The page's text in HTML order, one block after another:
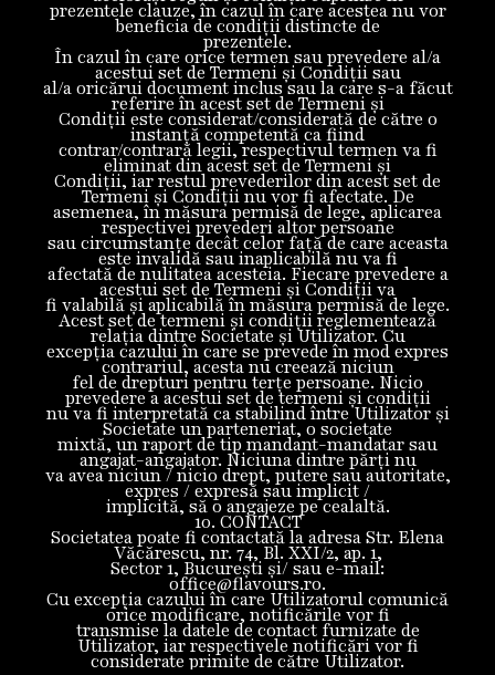
prezentele clauze, în cazul în care acestea nu vor
beneficia de condiţii distincte de
prezentele.
În cazul în care orice termen sau prevedere al/a
acestui set de Termeni și Condiții sau
al/a oricărui document inclus sau la care s-a făcut
referire în acest set de Termeni și
Condiții este considerat/considerată de către o
instanță competentă ca fiind
contrar/contrară legii, respectivul termen va fi
eliminat din acest set de Termeni și
Condiții, iar restul prevederilor din acest set de
Termeni și Condiții nu vor fi afectate. De
asemenea, în măsura permisă de lege, aplicarea
respectivei prevederi altor persoane
sau circumstanțe decât celor față de care aceasta
este invalidă sau inaplicabilă nu va fi
afectată de nulitatea acesteia. Fiecare prevedere a
acestui set de Termeni și Condiții va
fi valabilă şi aplicabilă în măsura permisă de lege.
Acest set de termeni și condiții reglementează
relația dintre Societate şi Utilizator. Cu
excepția cazului în care se prevede în mod expres
contrariul, acesta nu creează niciun
fel de drepturi pentru terțe persoane. Nicio
prevedere a acestui set de termeni și condiții
nu va fi interpretată ca stabilind între Utilizator şi
Societate un parteneriat, o societate
mixtă, un raport de tip mandant-mandatar sau
angajat-angajator. Niciuna dintre părți nu
va avea niciun / nicio drept, putere sau autoritate,
expres / expresă sau implicit /
implicită, să o angajeze pe cealaltă.
10. CONTACT
Societatea poate fi contactată la adresa Str. Elena
Văcărescu, nr. 74, Bl. XXI/2, ap. 1,
Sector 1, București și/ sau e-mail:
office@flavours.ro.
Cu excepția cazului în care Utilizatorul comunică
orice modificare, notificările vor fi
transmise la datele de contact furnizate de
Utilizator, iar respectivele notificări vor fi
considerate primite de către Utilizator.